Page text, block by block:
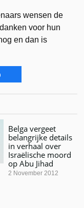
wensen de
voor hun
en dan is
Belga vergeet
belangrijke details
in verhaal over
Israëlische moord
op Abu Jihad
2 November 2012